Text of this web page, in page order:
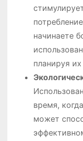
начинаете
планируя
время,
может